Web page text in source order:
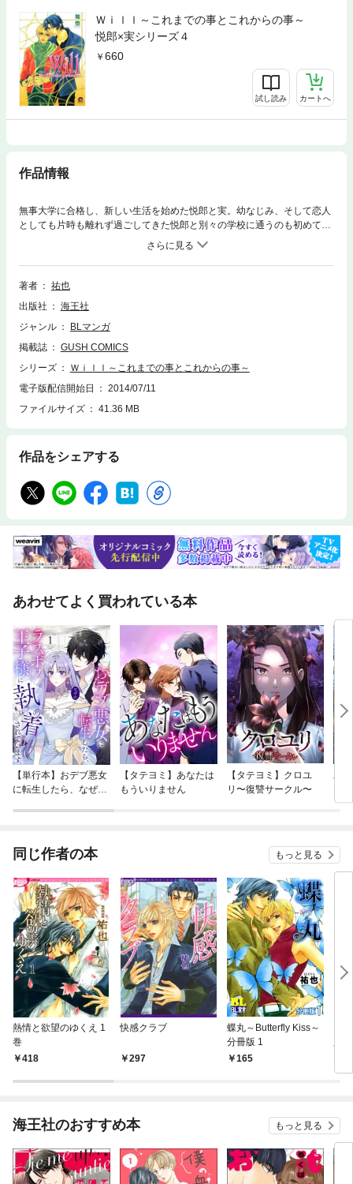
Ｗｉｌｌ～これまでの事とこれからの事～
悦郎×実シリーズ４
660
試し読み カートへ
作品情報
無事大学に合格し、新しい生活を始めた悦郎と実。幼なじみ、そして恋人
としても片時も離れず過ごしてきた悦郎と別々の学校に通うのも初めての
ことで、実はそんな日々を物足りなく感じていた。お互い同じ気持ちでい
るのだろうと、悦郎に同居の話を持ちかけた実だが、悦郎はそれを冷たく
断る。傷ついた実は家から飛び出して…!? 何よりも大事な想いをこんな
風に失うなんて、誰が想像しただろう…？ 積み重ねた時間が長ければ長
著者
祐也
出版社
海王社
ジャンル
BLマンガ
掲載誌
GUSH COMICS
シリーズ
Ｗｉｌｌ～これまでの事とこれからの事～
電子版配信開始日
2014/07/11
ファイルサイズ
41.36 MB
作品をシェアする
あわせてよく買われている本
【単行本】おデブ悪女
に転生したら、なぜか
【タテヨミ】あなたは
もういりません
【タテヨミ】クロユ
リ〜復讐サークル〜
バ
今
同じ作者の本 もっと見る
熱情と欲望のゆくえ 1
巻
418
快感クラブ
297
蝶丸～Butterfly Kiss～
分冊版 1
165
海王社のおすすめ本 もっと見る